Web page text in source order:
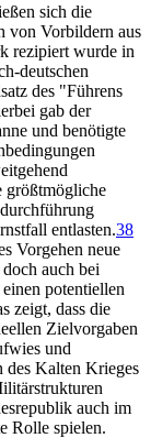
sich die
von Vorbildern aus
rezipiert wurde in
deutschen
des "Führens
gab der
und benötigte
größtmögliche
entlasten.38
Vorgehen neue
auch bei
potentiellen
zeigt, dass die
Zielvorgaben
und
des Kalten Krieges
auch im
Rolle spielen.